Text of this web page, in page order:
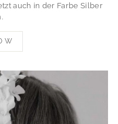
auch in der Farbe Silber